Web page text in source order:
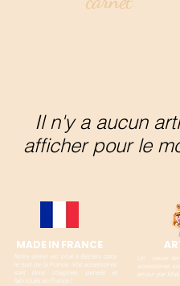
Il n'y a aucun
afficher pour le
MADE IN FRANCE
Notre atelier est situé à Béziers dans
le sud de la France. Vos accessoires
sont donc imaginés, pensés et
fabriqués en France !
Un savoir-
accessoires
amour par